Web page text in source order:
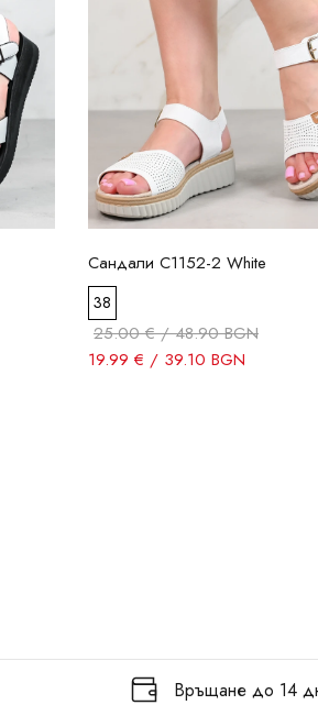
Сандали C1152-2 White
38
25.00 € / 48.90 BGN
19.99 € / 39.10 BGN
Връщане до 14